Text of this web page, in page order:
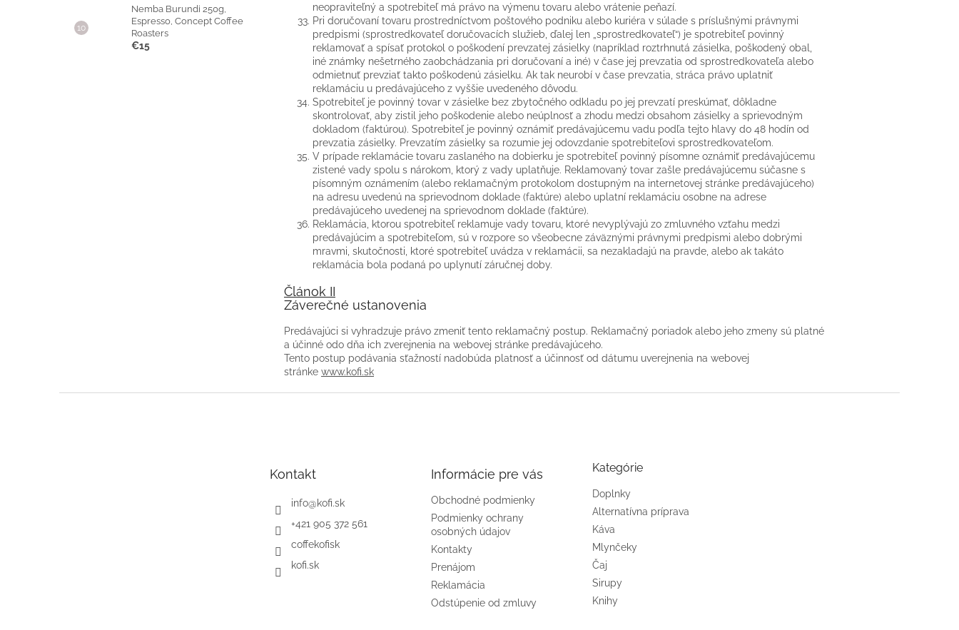
Nemba Burundi 250g,
Espresso, Concept Coffee
Roasters
€15
neopraviteľný a spotrebiteľ má právo na výmenu tovaru alebo vrátenie peňazí.
Pri doručovaní tovaru prostredníctvom poštového podniku alebo kuriéra v súlade s príslušnými právnymi
predpismi (sprostredkovateľ doručovacích služieb, ďalej len „sprostredkovateľ“) je spotrebiteľ povinný
reklamovať a spísať protokol o poškodení prevzatej zásielky (napríklad roztrhnutá zásielka, poškodený obal,
iné známky nešetrného zaobchádzania pri doručovaní a iné) v čase jej prevzatia od sprostredkovateľa alebo
odmietnuť prevziať takto poškodenú zásielku. Ak tak neurobí v čase prevzatia, stráca právo uplatniť
reklamáciu u predávajúceho z vyššie uvedeného dôvodu.
Spotrebiteľ je povinný tovar v zásielke bez zbytočného odkladu po jej prevzatí preskúmať, dôkladne
skontrolovať, aby zistil jeho poškodenie alebo neúplnosť a zhodu medzi obsahom zásielky a sprievodným
dokladom (faktúrou). Spotrebiteľ je povinný oznámiť predávajúcemu vadu podľa tejto hlavy do 48 hodín od
prevzatia zásielky. Prevzatím zásielky sa rozumie jej odovzdanie spotrebiteľovi sprostredkovateľom.
V prípade reklamácie tovaru zaslaného na dobierku je spotrebiteľ povinný písomne oznámiť predávajúcemu
zistené vady spolu s nárokom, ktorý z vady uplatňuje. Reklamovaný tovar zašle predávajúcemu súčasne s
písomným oznámením (alebo reklamačným protokolom dostupným na internetovej stránke predávajúceho)
na adresu uvedenú na sprievodnom doklade (faktúre) alebo uplatní reklamáciu osobne na adrese
predávajúceho uvedenej na sprievodnom doklade (faktúre).
Reklamácia, ktorou spotrebiteľ reklamuje vady tovaru, ktoré nevyplývajú zo zmluvného vzťahu medzi
predávajúcim a spotrebiteľom, sú v rozpore so všeobecne záväznými právnymi predpismi alebo dobrými
mravmi, skutočnosti, ktoré spotrebiteľ uvádza v reklamácii, sa nezakladajú na pravde, alebo ak takáto
reklamácia bola podaná po uplynutí záručnej doby.
Článok II
Záverečné ustanovenia
Predávajúci si vyhradzuje právo zmeniť tento reklamačný postup. Reklamačný poriadok alebo jeho zmeny sú platné
a účinné odo dňa ich zverejnenia na webovej stránke predávajúceho.
Tento postup podávania sťažností nadobúda platnosť a účinnosť od dátumu uverejnenia na webovej
stránke www.kofi.sk
Kontakt
info@kofi.sk
+421 905 372 561
coffekofisk
kofi.sk
Informácie pre vás
Obchodné podmienky
Podmienky ochrany
osobných údajov
Kontakty
Prenájom
Reklamácia
Odstúpenie od zmluvy
Kategórie
Doplnky
Alternatívna príprava
Káva
Mlynčeky
Čaj
Sirupy
Knihy